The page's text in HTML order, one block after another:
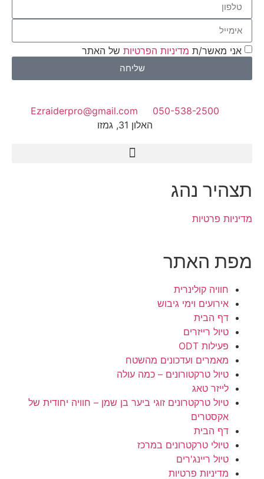
אני מאשר/ת מדיניות הפרטיות של האתר
שליחה
050-538-2500
Ezraiderpro@gmail.com
האלון 31, גמזו
תצהיר נהג
מדיניות פרטיות
מפת האתר
חוויה קולינרית
אירועים וימי גיבוש
דף הבית
טיול רייזרים
פעילות ODT
מאמרים ועדכונים מהשטח
טיול טרקטורונים – כמה עולה
לייזר טאג
טיול טרקטרונים זוגי ביער בן שמן – חוויה יחודית של
אקסטרים
דף הבית
טיולי טרקטרונים במרכז
טיול ריינג'רים
מדיניות פרטיות